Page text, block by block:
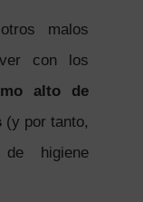
malos
con los
alto de
(y por tanto,
higiene